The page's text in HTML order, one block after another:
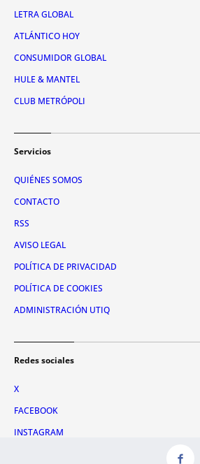
LETRA GLOBAL
ATLÁNTICO HOY
CONSUMIDOR GLOBAL
HULE & MANTEL
CLUB METRÓPOLI
Servicios
QUIÉNES SOMOS
CONTACTO
RSS
AVISO LEGAL
POLÍTICA DE PRIVACIDAD
POLÍTICA DE COOKIES
ADMINISTRACIÓN UTIQ
Redes sociales
X
FACEBOOK
INSTAGRAM